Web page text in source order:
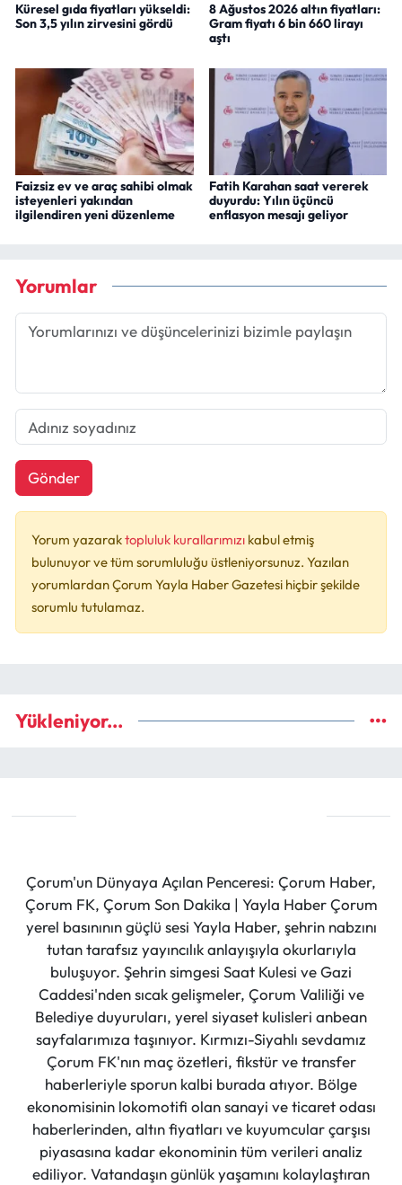
Küresel gıda fiyatları yükseldi:
Son 3,5 yılın zirvesini gördü
8 Ağustos 2026 altın fiyatları:
Gram fiyatı 6 bin 660 lirayı
aştı
Faizsiz ev ve araç sahibi olmak
isteyenleri yakından
ilgilendiren yeni düzenleme
Fatih Karahan saat vererek
duyurdu: Yılın üçüncü
enflasyon mesajı geliyor
Yorumlar
Gönder
Yorum yazaraktopluluk kurallarımızı kabul etmiş
bulunuyor ve tüm sorumluluğu üstleniyorsunuz. Yazılan
yorumlardan Çorum Yayla Haber Gazetesi hiçbir şekilde
sorumlu tutulamaz.
Yükleniyor...
Çorum'un Dünyaya Açılan Penceresi: Çorum Haber,
Çorum FK, Çorum Son Dakika | Yayla Haber Çorum
yerel basınının güçlü sesi Yayla Haber, şehrin nabzını
tutan tarafsız yayıncılık anlayışıyla okurlarıyla
buluşuyor. Şehrin simgesi Saat Kulesi ve Gazi
Caddesi'nden sıcak gelişmeler, Çorum Valiliği ve
Belediye duyuruları, yerel siyaset kulisleri anbean
sayfalarımıza taşınıyor. Kırmızı-Siyahlı sevdamız
Çorum FK'nın maç özetleri, fikstür ve transfer
haberleriyle sporun kalbi burada atıyor. Bölge
ekonomisinin lokomotifi olan sanayi ve ticaret odası
haberlerinden, altın fiyatları ve kuyumcular çarşısı
piyasasına kadar ekonominin tüm verileri analiz
ediliyor. Vatandaşın günlük yaşamını kolaylaştıran